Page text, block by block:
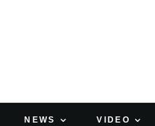
NEWS VIDEO